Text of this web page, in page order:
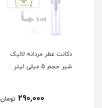
دکانت عطر مردانه لالیک
شیر حجم 5 میلی لیتر
290,000 تومان